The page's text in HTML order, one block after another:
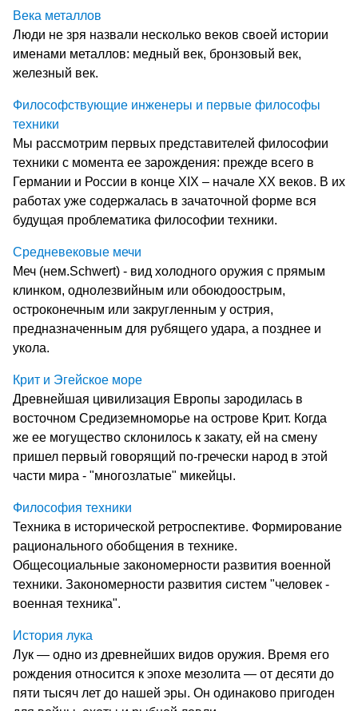
Века металлов
Люди не зря назвали несколько веков своей истории
именами металлов: медный век, бронзовый век,
железный век.
Философствующие инженеры и первые философы
техники
Мы рассмотрим первых представителей философии
техники с момента ее зарождения: прежде всего в
Германии и России в конце XIX – начале XX веков. В их
работах уже содержалась в зачаточной форме вся
будущая проблематика философии техники.
Средневековые мечи
Меч (нем.Schwert) - вид холодного оружия с прямым
клинком, однолезвийным или обоюдоострым,
остроконечным или закругленным у острия,
предназначенным для рубящего удара, а позднее и
укола.
Крит и Эгейское море
Древнейшая цивилизация Европы зародилась в
восточном Средиземноморье на острове Крит. Когда
же ее могущество склонилось к закату, ей на смену
пришел первый говорящий по-гречески народ в этой
части мира - "многозлатые" микейцы.
Философия техники
Техника в исторической ретроспективе. Формирование
рационального обобщения в технике.
Общесоциальные закономерности развития военной
техники. Закономерности развития систем "человек -
военная техника".
История лука
Лук — одно из древнейших видов оружия. Время его
рождения относится к эпохе мезолита — от десяти до
пяти тысяч лет до нашей эры. Он одинаково пригоден